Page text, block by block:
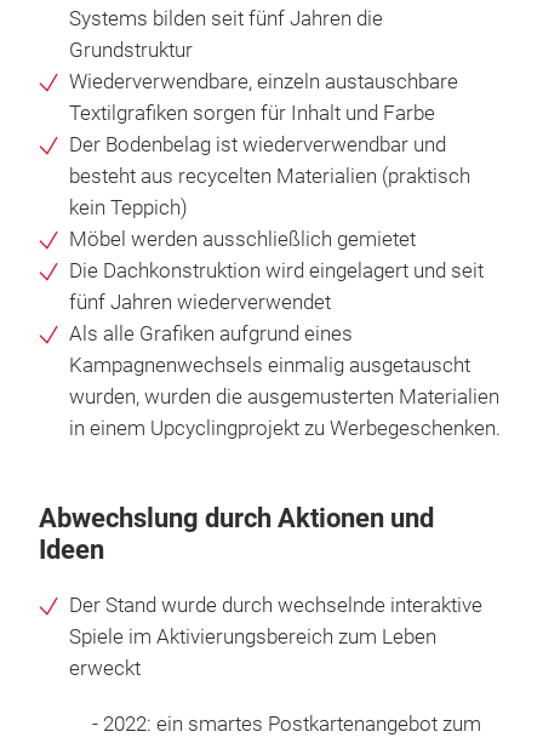
Systems bilden seit fünf Jahren die
Grundstruktur
Wiederverwendbare, einzeln austauschbare
Textilgrafiken sorgen für Inhalt und Farbe
Der Bodenbelag ist wiederverwendbar und
besteht aus recycelten Materialien (praktisch
kein Teppich)
Möbel werden ausschließlich gemietet
Die Dachkonstruktion wird eingelagert und seit
fünf Jahren wiederverwendet
Als alle Grafiken aufgrund eines
Kampagnenwechsels einmalig ausgetauscht
wurden, wurden die ausgemusterten Materialien
in einem Upcyclingprojekt zu Werbegeschenken.
Abwechslung durch Aktionen und
Ideen
Der Stand wurde durch wechselnde interaktive
Spiele im Aktivierungsbereich zum Leben
erweckt
- 2022: ein smartes Postkartenangebot zum